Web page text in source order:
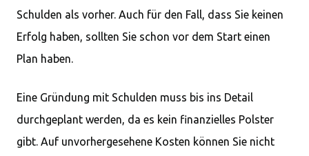
Schulden als vorher. Auch für den Fall, dass Sie keinen
Erfolg haben, sollten Sie schon vor dem Start einen
Plan haben.
Eine Gründung mit Schulden muss bis ins Detail
durchgeplant werden, da es kein finanzielles Polster
gibt. Auf unvorhergesehene Kosten können Sie nicht